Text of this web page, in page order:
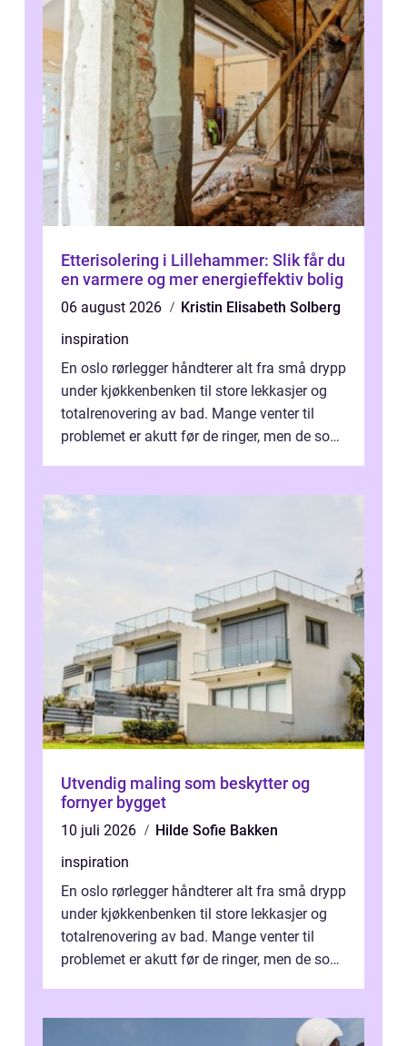
Etterisolering i Lillehammer: Slik får du
en varmere og mer energieffektiv bolig
06 august 2026
Kristin Elisabeth Solberg
inspiration
En oslo rørlegger håndterer alt fra små drypp
under kjøkkenbenken til store lekkasjer og
totalrenovering av bad. Mange venter til
problemet er akutt før de ringer, men de som
Utvendig maling som beskytter og
fornyer bygget
10 juli 2026
Hilde Sofie Bakken
inspiration
En oslo rørlegger håndterer alt fra små drypp
under kjøkkenbenken til store lekkasjer og
totalrenovering av bad. Mange venter til
problemet er akutt før de ringer, men de som